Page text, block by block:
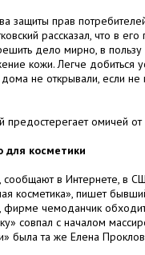
защиты прав
рассказал, что в
дело мирно, в
кожи. Легче добиться
не открывали, если
предостерегает омичей
для косметики
в Интернете, в
косметика», пишет
фирме чемоданчик
совпал с началом
была та же Елена